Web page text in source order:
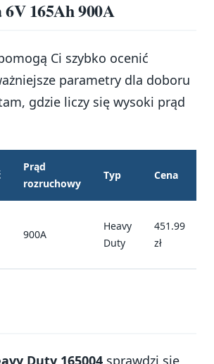
165Ah 900A
Ci szybko ocenić
parametry dla doboru
gdzie liczy się wysoki prąd
Prąd
rozruchowy
Typ Cena
900A
Heavy
Duty
451.99
zł
Duty 165004 sprawdzi się